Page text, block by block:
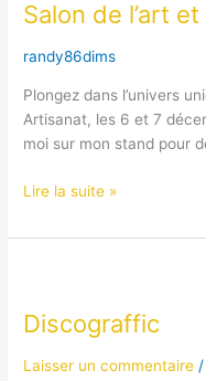
Salon de l’art
randy86dims
Plongez dans l’univers
Artisanat, les 6 et 7
moi sur mon stand pour
l’art
de
2025
Lire la suite »
Discograffic
Laisser un commentaire /